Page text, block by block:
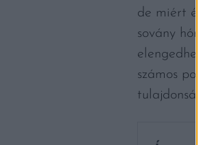
de miért
sovány
számos